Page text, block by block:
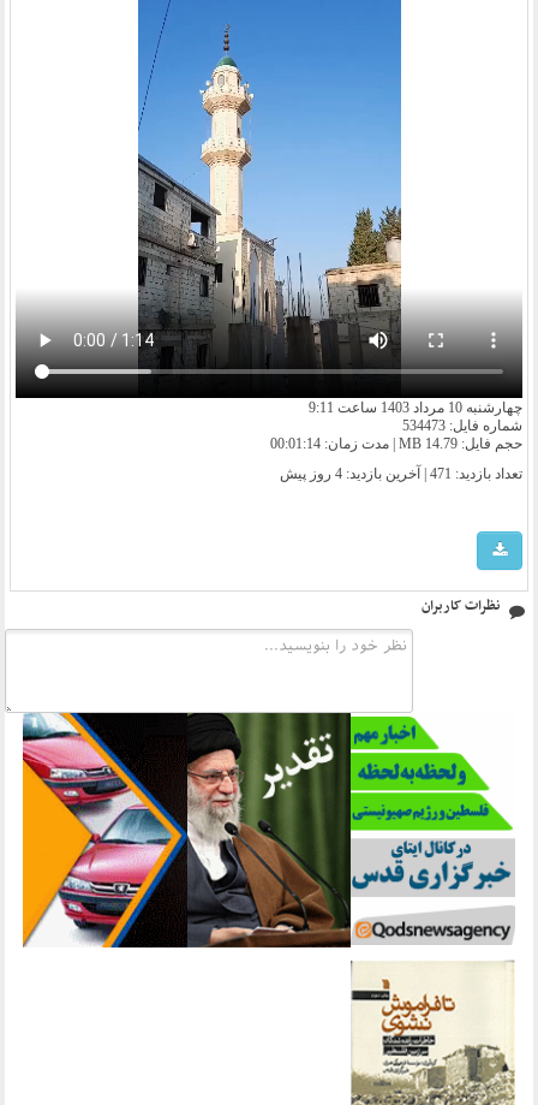
چهارشنبه 10 مرداد 1403 ساعت 9:11
شماره فایل: 534473
حجم فایل: 14.79 MB | مدت زمان: 00:01:14
تعداد بازدید: 471 | آخرین بازدید:
4 روز پیش
نظرات کاربران